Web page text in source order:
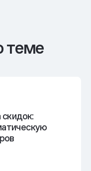
теме